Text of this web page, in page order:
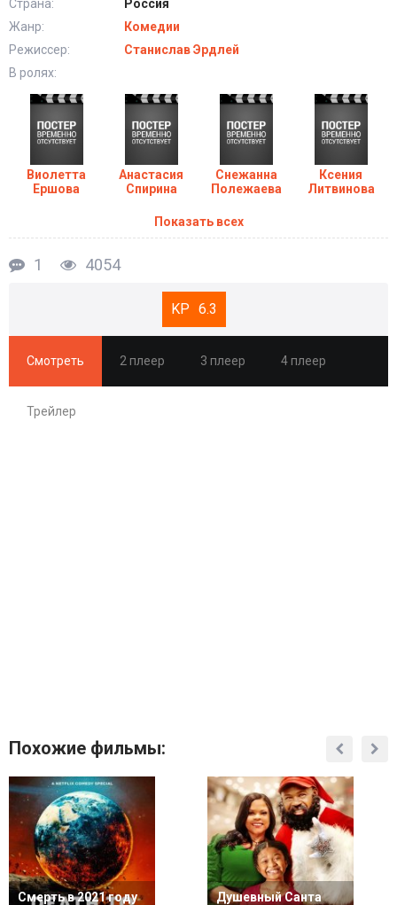
Сериал S.O.S.едки (2021) в хорошем качестве HD
Страна:
Россия
Жанр:
Комедии
Режиссер:
Станислав Эрдлей
В ролях:
Виолетта
Ершова
Анастасия
Спирина
Снежанна
Полежаева
Ксения
Литвинова
Показать всех
1 4054
6.3
Смотреть 2 плеер 3 плеер 4 плеер
Трейлер
Похожие фильмы:
Смерть в 2021 году
Душевный Санта